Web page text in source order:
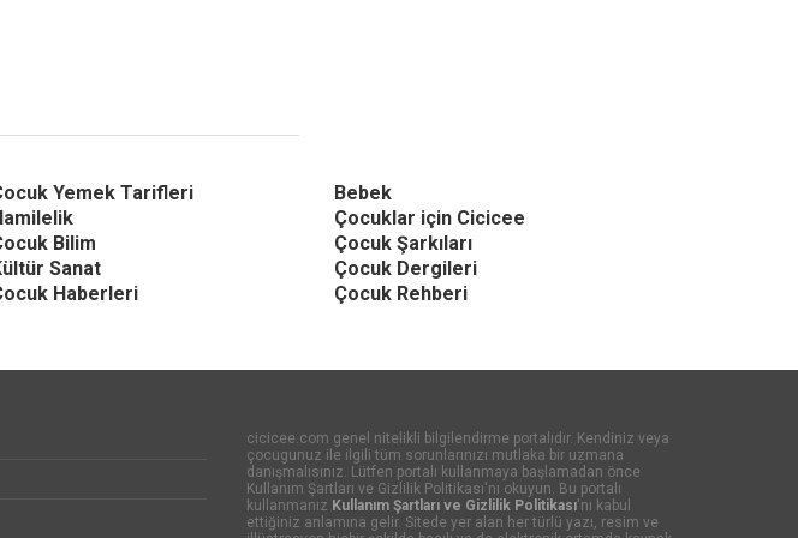
Yemek Tarifleri
Bebek
Çocuklar için Cicicee
Bilim
Çocuk Şarkıları
Sanat
Çocuk Dergileri
Haberleri Çocuk Rehberi
cicicee.com genel nitelikli bilgilendirme portalıdır. Kendiniz veya
çocugunuz ile ilgili tüm sorunlarınızı mutlaka bir uzmana
danışmalısınız. Lütfen portalı kullanmaya başlamadan önce
Kullanım Şartları ve Gizlilik Politikası'nı okuyun. Bu portalı
kullanmanız Kullanım Şartları ve Gizlilik Politikası'nı kabul
ettiğiniz anlamına gelir. Sitede yer alan her türlü yazı, resim ve